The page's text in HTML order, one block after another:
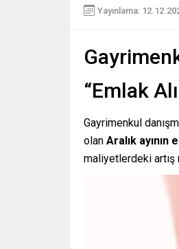
Yayınlama:
“Emlak
Gayrimenkul
olan Aralık ayının
maliyetlerdeki